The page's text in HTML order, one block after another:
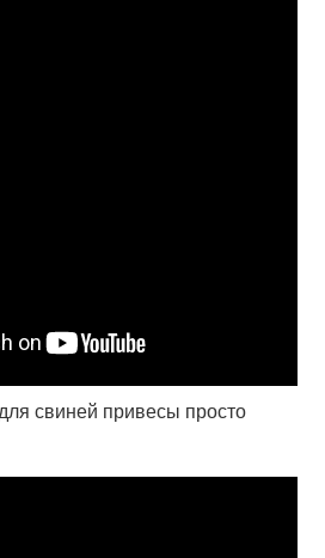
свиней привесы просто